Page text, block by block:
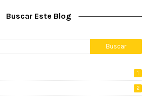
Buscar Este Blog
1
2